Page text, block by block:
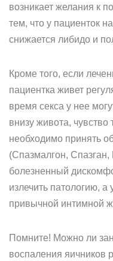
возникает желания к
тем, что у пациенток
снижается либидо и
Кроме того, если
пациентка живет
время секса у нее
внизу живота,
необходимо принять
(Спазмалгон,
болезненный
излечить патологию,
привычной интимной
Помните! Можно ли
воспаления яичников